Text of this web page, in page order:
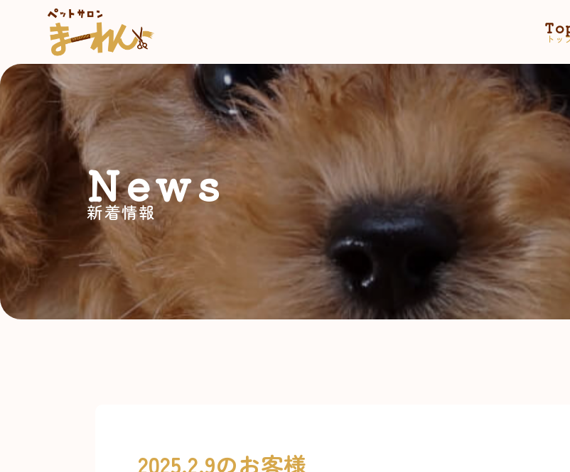
トッ
新着情報
News
2025.2.9のお客様